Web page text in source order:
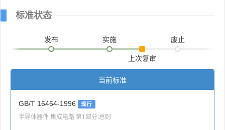
标准状态
发布 实施
上次复审
废止
当前标准
GB/T 16464-1996 现行
半导体器件 集成电路 第1部分:总则